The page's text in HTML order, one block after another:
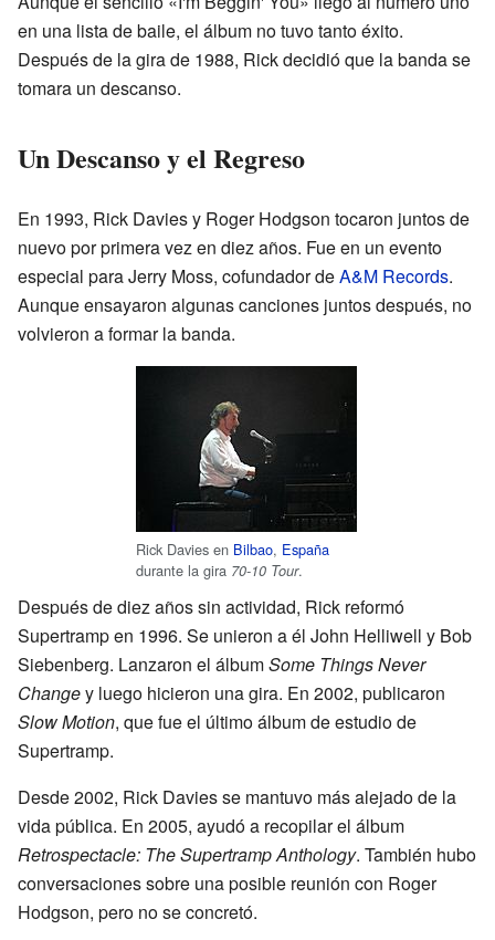
en una lista de baile, el álbum no tuvo tanto éxito.
Después de la gira de 1988, Rick decidió que la banda se
tomara un descanso.
Un Descanso y el Regreso
En 1993, Rick Davies y Roger Hodgson tocaron juntos de
nuevo por primera vez en diez años. Fue en un evento
especial para Jerry Moss, cofundador deA&M Records.
Aunque ensayaron algunas canciones juntos después, no
volvieron a formar la banda.
Rick Davies en Bilbao, España
durante la gira 70-10 Tour.
Después de diez años sin actividad, Rick reformó
Supertramp en 1996. Se unieron a él John Helliwell y Bob
Siebenberg. Lanzaron el álbumSome Things Never
Changey luego hicieron una gira. En 2002, publicaron
Slow Motion, que fue el último álbum de estudio de
Supertramp.
Desde 2002, Rick Davies se mantuvo más alejado de la
vida pública. En 2005, ayudó a recopilar el álbum
Retrospectacle: The Supertramp Anthology. También hubo
conversaciones sobre una posible reunión con Roger
Hodgson, pero no se concretó.